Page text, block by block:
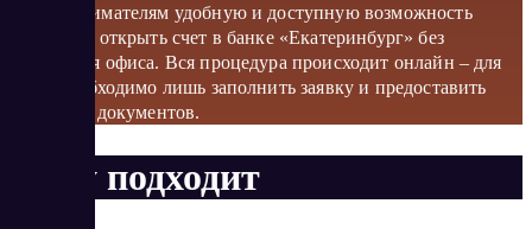
предпринимателям удобную и доступную возможность
бесплатно открыть счет в банке «Екатеринбург» без
посещения офиса. Вся процедура происходит онлайн – для
этого необходимо лишь заполнить заявку и предоставить
несколько документов.
Кому подходит